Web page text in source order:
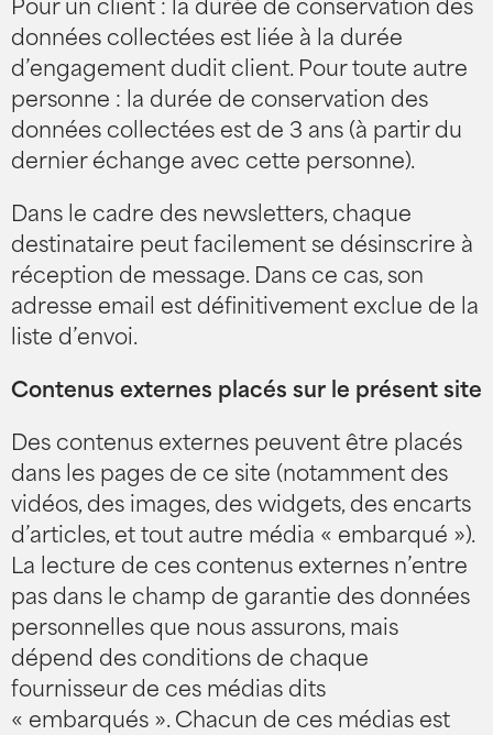
Pour un client : la durée de conservation des
données collectées est liée à la durée
d’engagement dudit client. Pour toute autre
personne : la durée de conservation des
données collectées est de 3 ans (à partir du
dernier échange avec cette personne).
Dans le cadre des newsletters, chaque
destinataire peut facilement se désinscrire à
réception de message. Dans ce cas, son
adresse email est définitivement exclue de la
liste d’envoi.
Contenus externes placés sur le présent site
Des contenus externes peuvent être placés
dans les pages de ce site (notamment des
vidéos, des images, des widgets, des encarts
d’articles, et tout autre média « embarqué »).
La lecture de ces contenus externes n’entre
pas dans le champ de garantie des données
personnelles que nous assurons, mais
dépend des conditions de chaque
fournisseur de ces médias dits
« embarqués ». Chacun de ces médias est